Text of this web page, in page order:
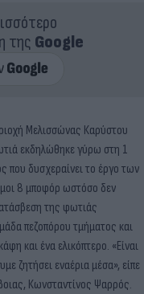
της Google
Μελισσώνας Καρύστου
εκδηλώθηκε γύρω στη 1
που δυσχεραίνει το έργο των
8 μποφόρ ωστόσο δεν
της φωτιάς
πεζοπόρου τμήματος και
και ένα ελικόπτερο. «Είναι
ζητήσει εναέρια μέσα», είπε
Κωνσταντίνος Ψαρρός.